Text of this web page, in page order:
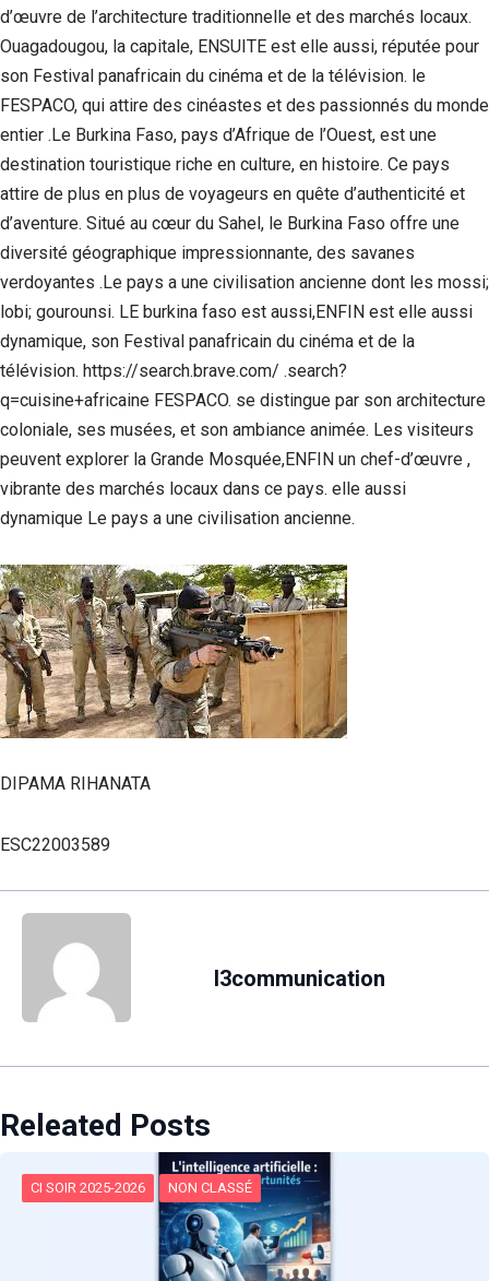
d’œuvre de l’architecture traditionnelle et des marchés locaux.
Ouagadougou, la capitale, ENSUITE est elle aussi, réputée pour
son Festival panafricain du cinéma et de la télévision. le
FESPACO, qui attire des cinéastes et des passionnés du monde
entier .Le Burkina Faso, pays d’Afrique de l’Ouest, est une
destination touristique riche en culture, en histoire. Ce pays
attire de plus en plus de voyageurs en quête d’authenticité et
d’aventure. Situé au cœur du Sahel, le Burkina Faso offre une
diversité géographique impressionnante, des savanes
verdoyantes .Le pays a une civilisation ancienne dont les mossi;
lobi; gourounsi. LE burkina faso est aussi,ENFIN est elle aussi
dynamique, son Festival panafricain du cinéma et de la
télévision. https://search.brave.com/ .search?
q=cuisine+africaine FESPACO. se distingue par son architecture
coloniale, ses musées, et son ambiance animée. Les visiteurs
peuvent explorer la Grande Mosquée,ENFIN un chef-d’œuvre ,
vibrante des marchés locaux dans ce pays. elle aussi
dynamique Le pays a une civilisation ancienne.
DIPAMA RIHANATA
ESC22003589
l3communication
Releated Posts
CI SOIR 2025-2026 NON CLASSÉ